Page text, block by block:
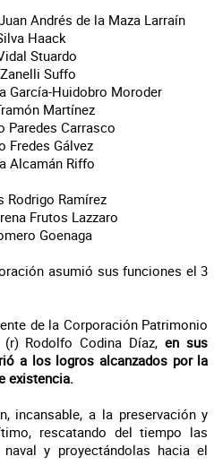
Andrés de la Maza Larraín
Haack
Stuardo
Suffo
Huidobro Moroder
Martínez
Carrasco
Gálvez
Alcamán Riffo
Ramírez
Frutos Lazzaro
Goenaga
asumió sus funciones el 3
de la Corporación Patrimonio
Rodolfo Codina Díaz,en sus
a los logros alcanzados por la
existencia.
incansable, a la preservación y
rescatando del tiempo las
y proyectándolas hacia el